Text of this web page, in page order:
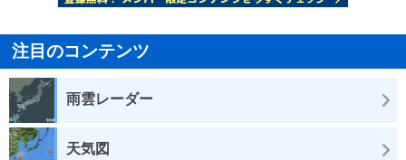
注目のコンテンツ
雨雲レーダー
天気図